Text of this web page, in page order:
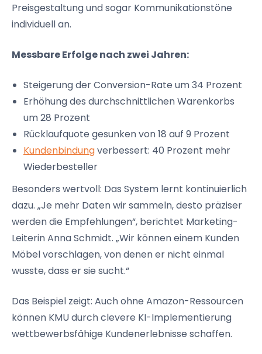
Preisgestaltung und sogar Kommunikationstöne
individuell an.
Messbare Erfolge nach zwei Jahren:
Steigerung der Conversion-Rate um 34 Prozent
Erhöhung des durchschnittlichen Warenkorbs
um 28 Prozent
Rücklaufquote gesunken von 18 auf 9 Prozent
Kundenbindungverbessert: 40 Prozent mehr
Wiederbesteller
Besonders wertvoll: Das System lernt kontinuierlich
dazu. „Je mehr Daten wir sammeln, desto präziser
werden die Empfehlungen“, berichtet Marketing-
Leiterin Anna Schmidt. „Wir können einem Kunden
Möbel vorschlagen, von denen er nicht einmal
wusste, dass er sie sucht.“
Das Beispiel zeigt: Auch ohne Amazon-Ressourcen
können KMU durch clevere KI-Implementierung
wettbewerbsfähige Kundenerlebnisse schaffen.